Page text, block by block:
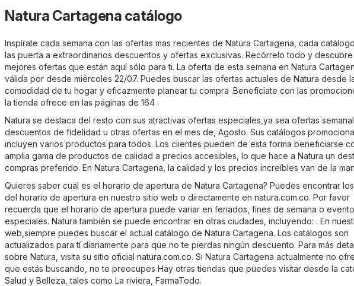
Natura Cartagena catálogo
Inspírate cada semana con las ofertas mas recientes de Natura Cartagena, cada
las puerta a extraordinarios descuentos y ofertas exclusivas. Recórrelo todo y descubre
mejores ofertas que están aquí sólo para ti. La oferta de esta semana en Natura
válida por desde miércoles 22/07. Puedes buscar las ofertas actuales de Natura desde
comodidad de tu hogar y eficazmente planear tu compra .Benefíciate con las
la tienda ofrece en las páginas de 164 .
Natura se destaca del resto con sus atractivas ofertas especiales,ya sea ofertas
descuentos de fidelidad u otras ofertas en el mes de, Agosto. Sus catálogos
incluyen varios productos para todos. Los clientes pueden de esta forma beneficiarse
amplia gama de productos de calidad a precios accesibles, lo que hace a Natura un
compras preferido. En Natura Cartagena, la calidad y los precios increíbles van de la
Quieres saber cuál es el horario de apertura de Natura Cartagena? Puedes encontrar
del horario de apertura en nuestro sitio web o directamente en natura.com.co. Por favor
recuerda que el horario de apertura puede variar en feriados, fines de semana o
especiales. Natura también se puede encontrar en otras ciudades, incluyendo: . En
web,siempre puedes buscar el actual catálogo de Natura Cartagena. Los catálogos son
actualizados para tí diariamente para que no te pierdas ningún descuento. Para más
sobre Natura, visita su sitio oficial natura.com.co. Si Natura Cartagena actualmente no
que estás buscando, no te preocupes Hay otras tiendas que puedes visitar desde la
Salud y Belleza , tales como La riviera FarmaTodo.